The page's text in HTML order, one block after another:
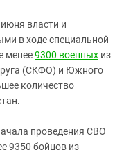
июня власти и
в ходе специальной
менее9300 военных из
(СКФО) и Южного
количество
проведения СВО
9350 бойцов из